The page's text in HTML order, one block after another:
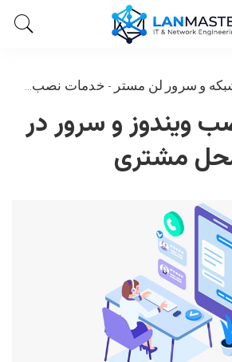
و سرور لن مستر - خدمات نصب ویندوز و سرور در محل مشتری
ویندوز و سرور در
مشتری